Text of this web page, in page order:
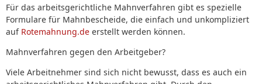
Für das arbeitsgerichtliche Mahnverfahren gibt es spezielle
Formulare für Mahnbescheide, die einfach und unkompliziert
auf Rotemahnung.de erstellt werden können.
Mahnverfahren gegen den Arbeitgeber?
Viele Arbeitnehmer sind sich nicht bewusst, dass es auch ein